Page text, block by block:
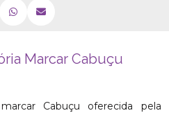
MARCAR CABUÇU
Marcar Cabuçu
Cabuçu oferecida pela